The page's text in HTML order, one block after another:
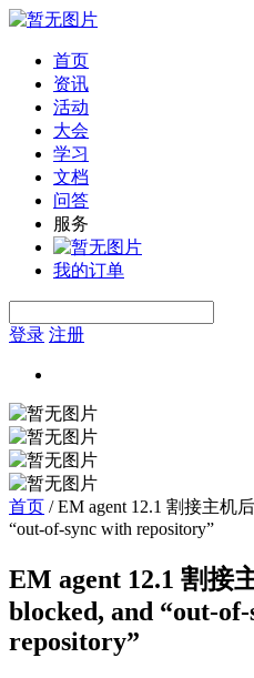
首页
资讯
活动
大会
学习
文档
问答
服务
我的订单
登录 注册
首页 /EM agent 12.1 割接主机
“out-of-sync with repository”
EM agent 12.1 割接
blocked, and “out-
repository”